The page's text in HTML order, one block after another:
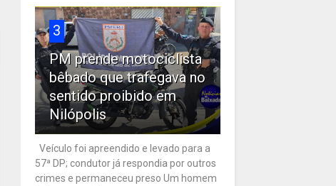
3
PM prende motociclista
bêbado que trafegava no
sentido proibido em
Nilópolis
Veículo foi apreendido e levado para a
57ª DP; condutor já respondia por outros
crimes e permaneceu preso Um homem